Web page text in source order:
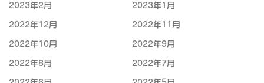
2023年2月 2023年1月
2022年12月 2022年11月
2022年10月 2022年9月
2022年8月 2022年7月